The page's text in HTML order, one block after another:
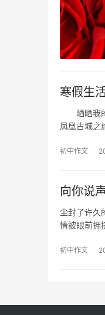
寒假生
晒晒我的
凤凰古城
初中作文
向你说
尘封了许
情被眼前拥
初中作文